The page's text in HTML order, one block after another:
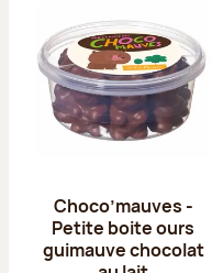
Choco’mauves -
Petite boite ours
guimauve chocolat